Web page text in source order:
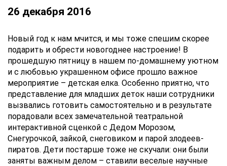
26 декабря 2016
Новый год к нам мчится, и мы тоже спешим скорее
подарить и обрести новогоднее настроение! В
прошедшую пятницу в нашем по-домашнему уютном
и с любовью украшенном офисе прошло важное
мероприятие – детская елка. Особенно приятно, что
представление для младших деток наши сотрудники
вызвались готовить самостоятельно и в результате
порадовали всех замечательной театральной
интерактивной сценкой с Дедом Морозом,
Снегурочкой, зайкой, снеговиком и парой злодеев-
пиратов. Дети постарше тоже не скучали: они были
заняты важным делом – ставили веселые научные